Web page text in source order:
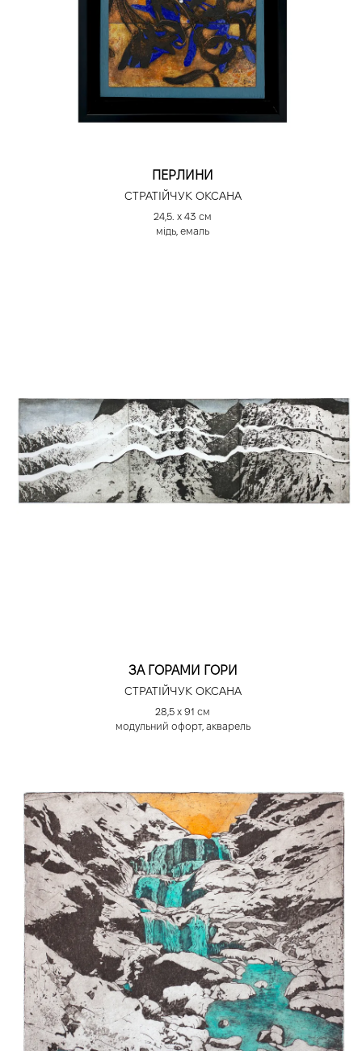
ПЕРЛИНИ
СТРАТІЙЧУК ОКСАНА
24,5. х 43 см
мідь, емаль
ЗА ГОРАМИ ГОРИ
СТРАТІЙЧУК ОКСАНА
28,5 х 91 см
модульний офорт, акварель